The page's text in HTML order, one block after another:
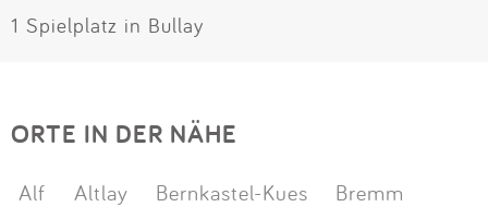
1 Spielplatz in Bullay
ORTE IN DER NÄHE
Alf Altlay Bernkastel-Kues
Bremm